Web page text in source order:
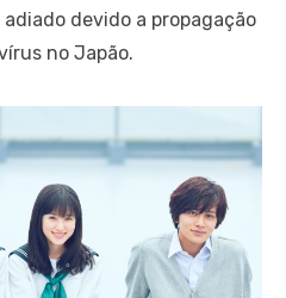
devido a propagação
no Japão.